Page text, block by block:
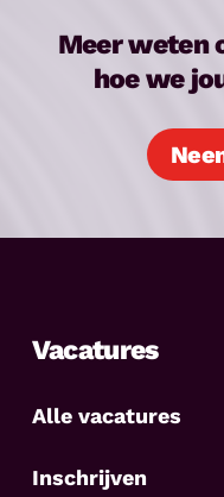
Meer weten
hoe we
Vacatures
Alle vacatures
Inschrijven